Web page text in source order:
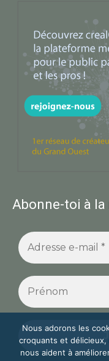
Abonne-toi à
Nous adorons les
croquants et délicieux,
nous aident à